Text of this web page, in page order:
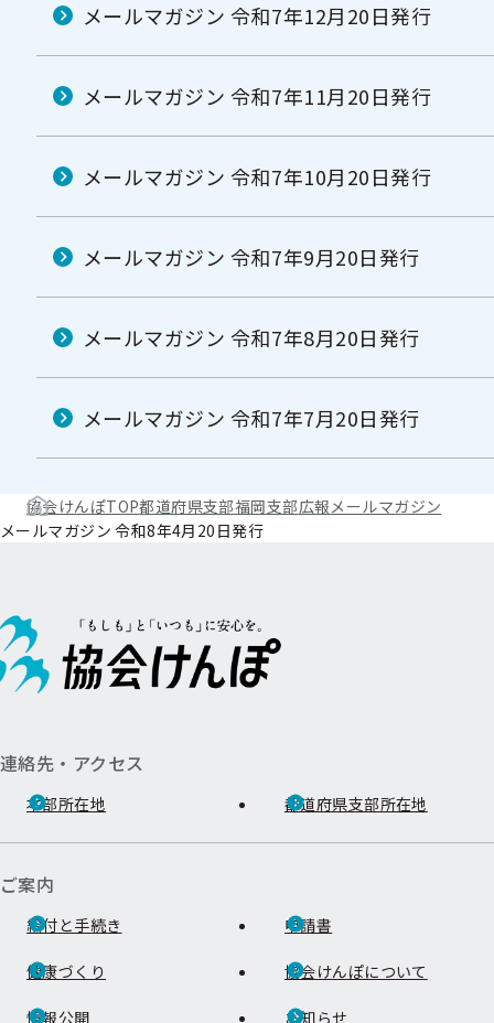
メールマガジン 令和7年12月20日発行
メールマガジン 令和7年11月20日発行
メールマガジン 令和7年10月20日発行
メールマガジン 令和7年9月20日発行
メールマガジン 令和7年8月20日発行
メールマガジン 令和7年7月20日発行
協会けんぽTOP都道府県支部福岡支部広報メールマガジン
メールマガジン 令和8年4月20日発行
連絡先・アクセス
本部所在地 都道府県支部所在地
ご案内
給付と手続き 申請書
健康づくり 協会けんぽについて
情報公開 お知らせ